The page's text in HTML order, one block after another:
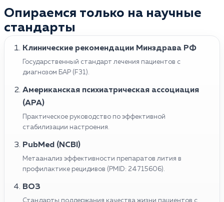
Опираемся только на научные
стандарты
Клинические рекомендации Минздрава РФ
Государственный стандарт лечения пациентов с
диагнозом БАР (F31).
Американская психиатрическая ассоциация
(APA)
Практическое руководство по эффективной
стабилизации настроения.
PubMed (NCBI)
Метаанализ эффективности препаратов лития в
профилактике рецидивов (PMID: 24715606).
ВОЗ
Стандарты поддержания качества жизни пациентов с